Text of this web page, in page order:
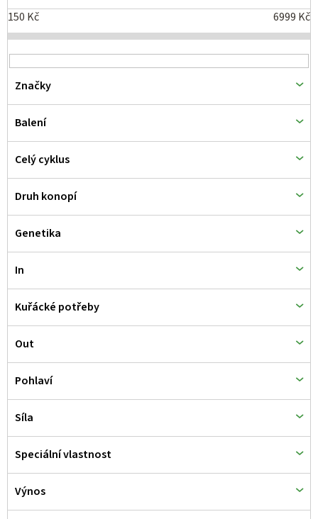
150 Kč 6999 Kč
Značky
Balení
Celý cyklus
Druh konopí
Genetika
In
Kuřácké potřeby
Out
Pohlaví
Síla
Speciální vlastnost
Výnos
p
i
s
p
r
o
d
u
k
t
ů